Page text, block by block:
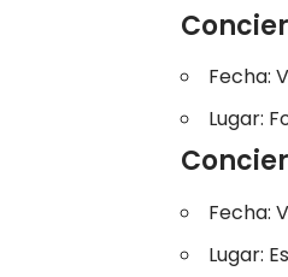
Fecha:
Lugar:
Fecha:
Lugar: